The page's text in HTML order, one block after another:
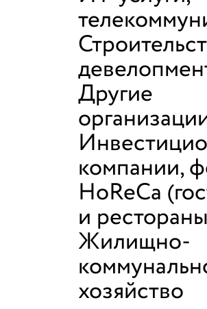
Другие
компании,
HoReCa
и
Жилищно-
хозяйство